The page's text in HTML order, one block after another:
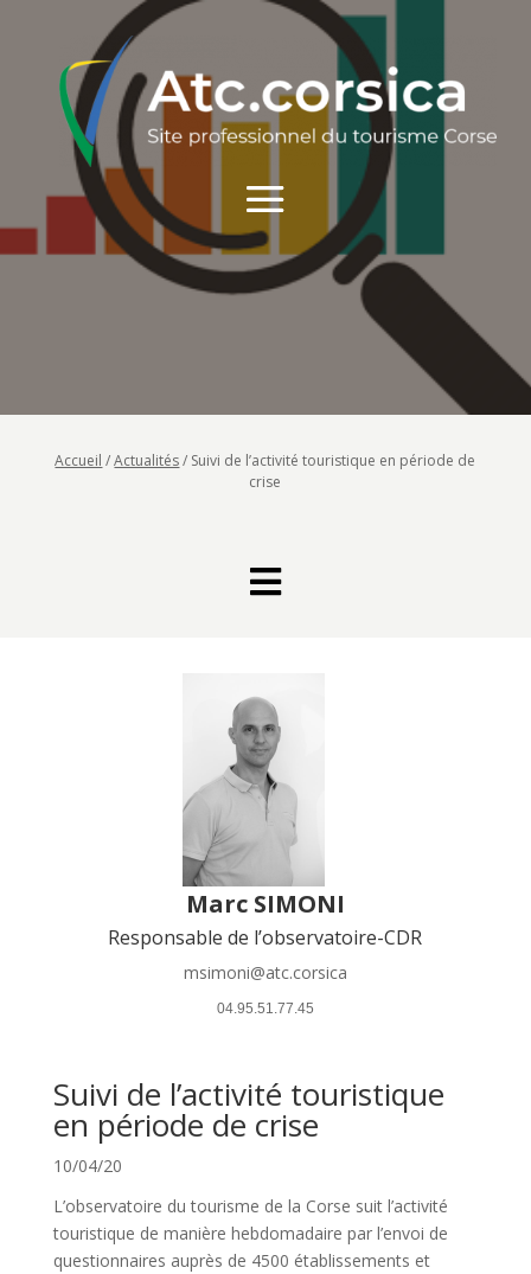
Accueil /Actualités/ Suivi de l’activité touristique en période de
crise

Marc SIMONI
Responsable de l’observatoire-CDR
msimoni@atc.corsica
04.95.51.77.45
Suivi de l’activité touristique
en période de crise
10/04/20
L’observatoire du tourisme de la Corse suit l’activité
touristique de manière hebdomadaire par l’envoi de
questionnaires auprès de 4500 établissements et